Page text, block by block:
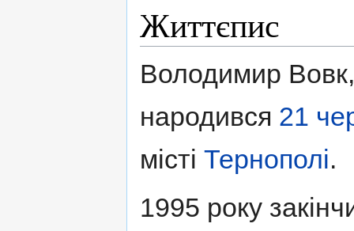
Життєпис
Володимир
народився 21
місті Тернополі.
1995 року